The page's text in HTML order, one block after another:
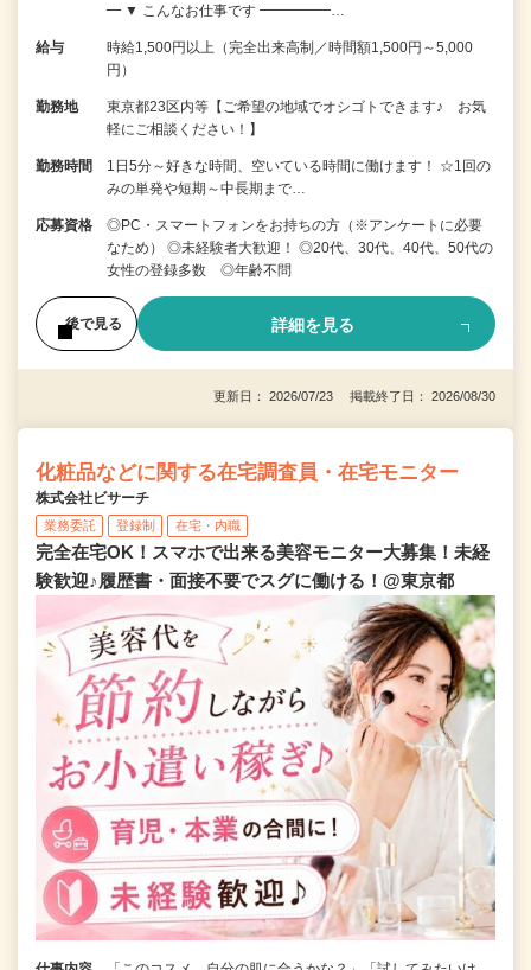
━ ▼ こんなお仕事です ━━━━━…
給与
時給1,500円以上（完全出来高制／時間額1,500円～5,000
円）
勤務地
東京都23区内等【ご希望の地域でオシゴトできます♪ お気
軽にご相談ください！】
勤務時間
1日5分～好きな時間、空いている時間に働けます！ ☆1回の
みの単発や短期～中長期まで…
応募資格
◎PC・スマートフォンをお持ちの方（※アンケートに必要
なため） ◎未経験者大歓迎！ ◎20代、30代、40代、50代の
女性の登録多数 ◎年齢不問
後で見る 詳細を見る
更新日： 2026/07/23 掲載終了日： 2026/08/30
化粧品などに関する在宅調査員・在宅モニター
株式会社ビサーチ
業務委託 登録制 在宅・内職
完全在宅OK！スマホで出来る美容モニター大募集！未経
験歓迎♪履歴書・面接不要でスグに働ける！@東京都